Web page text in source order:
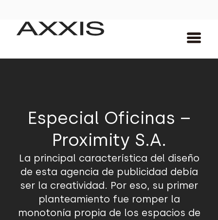
Especial Oficinas –
Proximity S.A.
La principal característica del diseño
de esta agencia de publicidad debía
ser la creatividad. Por eso, su primer
planteamiento fue romper la
monotonía propia de los espacios de